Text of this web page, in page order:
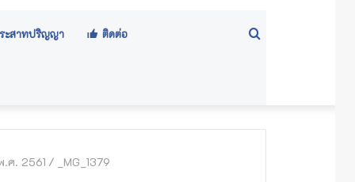
ะสาทปริญญา ติดต่อ
ศ. 2561 / _MG_1379